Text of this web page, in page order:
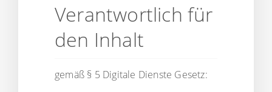
Verantwortlich für
den Inhalt
gemäß § 5 Digitale Dienste Gesetz: